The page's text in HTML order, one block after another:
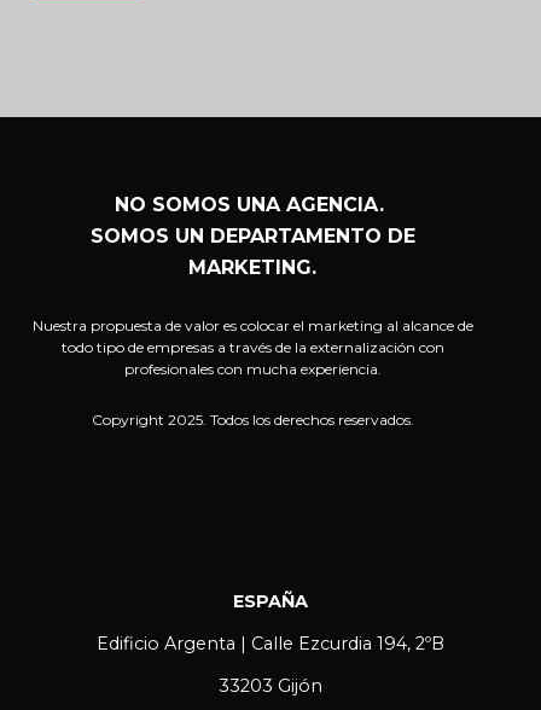
NO SOMOS UNA AGENCIA.
SOMOS UN DEPARTAMENTO DE
MARKETING.
Nuestra propuesta de valor es colocar el marketing al alcance de
todo tipo de empresas a través de la externalización con
profesionales con mucha experiencia.
Copyright 2025. Todos los derechos reservados.
ESPAÑA
Edificio Argenta | Calle Ezcurdia 194, 2ºB
33203 Gijón